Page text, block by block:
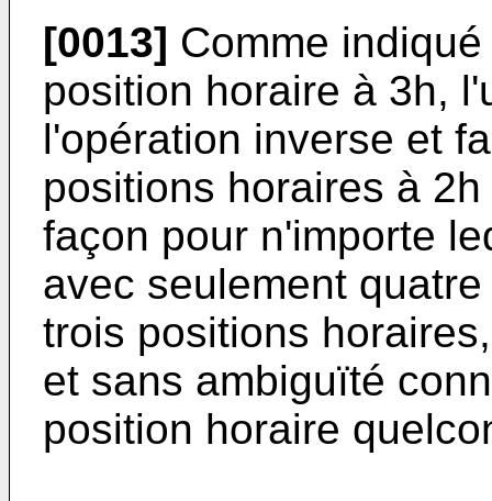
[0013] Comme
position horaire à 3h,
l'opération inverse et
positions horaires à
façon pour n'importe
avec seulement
trois positions
et sans ambiguïté
position horaire